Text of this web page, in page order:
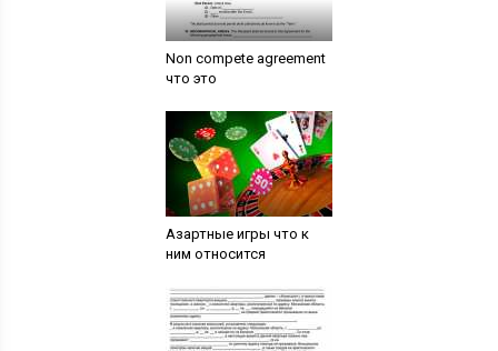
Non compete agreement
что это
Азартные игры что к
ним относится